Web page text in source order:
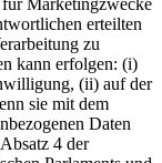
für Marketingzwecke
erteilten
zu
kann erfolgen: (i)
(ii) auf der
sie mit dem
Daten
4 der